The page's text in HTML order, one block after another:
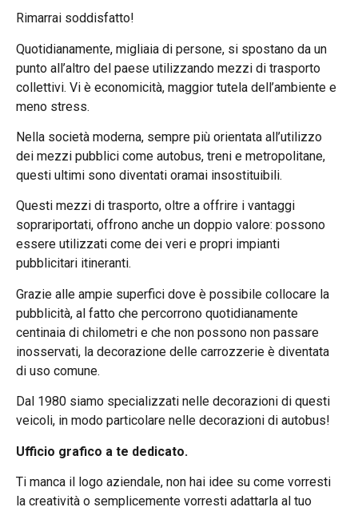
Rimarrai soddisfatto!
Quotidianamente, migliaia di persone, si spostano da un
punto all’altro del paese utilizzando mezzi di trasporto
collettivi. Vi è economicità, maggior tutela dell’ambiente e
meno stress.
Nella società moderna, sempre più orientata all’utilizzo
dei mezzi pubblici come autobus, treni e metropolitane,
questi ultimi sono diventati oramai insostituibili.
Questi mezzi di trasporto, oltre a offrire i vantaggi
soprariportati, offrono anche un doppio valore: possono
essere utilizzati come dei veri e propri impianti
pubblicitari itineranti.
Grazie alle ampie superfici dove è possibile collocare la
pubblicità, al fatto che percorrono quotidianamente
centinaia di chilometri e che non possono non passare
inosservati, la decorazione delle carrozzerie è diventata
di uso comune.
Dal 1980 siamo specializzati nelle decorazioni di questi
veicoli, in modo particolare nelle decorazioni di autobus!
Ufficio grafico a te dedicato.
Ti manca il logo aziendale, non hai idee su come vorresti
la creatività o semplicemente vorresti adattarla al tuo